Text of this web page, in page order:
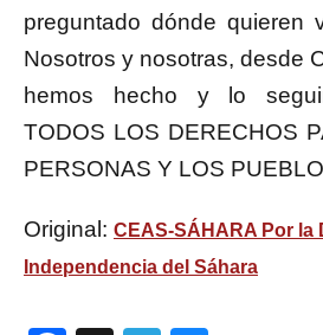
preguntado dónde quieren
Nosotros y nosotras, desde
hemos hecho y lo
TODOS LOS DERECHOS
PERSONAS Y LOS
Original: CEAS-SÁHARA Por
Independencia del Sáhara